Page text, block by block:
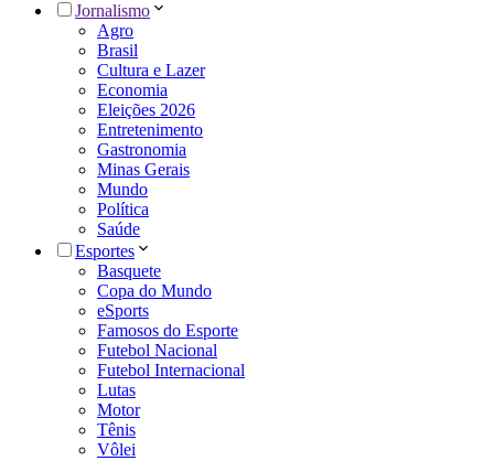
Jornalismo
Agro
Brasil
Cultura e Lazer
Economia
Eleições 2026
Entretenimento
Gastronomia
Minas Gerais
Mundo
Política
Saúde
Esportes
Basquete
Copa do Mundo
eSports
Famosos do Esporte
Futebol Nacional
Futebol Internacional
Lutas
Motor
Tênis
Vôlei